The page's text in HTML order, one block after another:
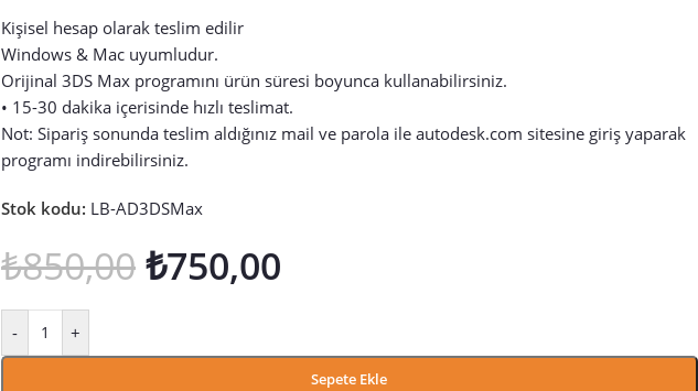
Kişisel hesap olarak teslim edilir
Windows & Mac uyumludur.
Orijinal 3DS Max programını ürün süresi boyunca kullanabilirsiniz.
• 15-30 dakika içerisinde hızlı teslimat.
Not: Sipariş sonunda teslim aldığınız mail ve parola ile autodesk.com sitesine giriş yaparak
programı indirebilirsiniz.
Stok kodu: LB-AD3DSMax
₺850,00₺750,00
- +
Sepete Ekle